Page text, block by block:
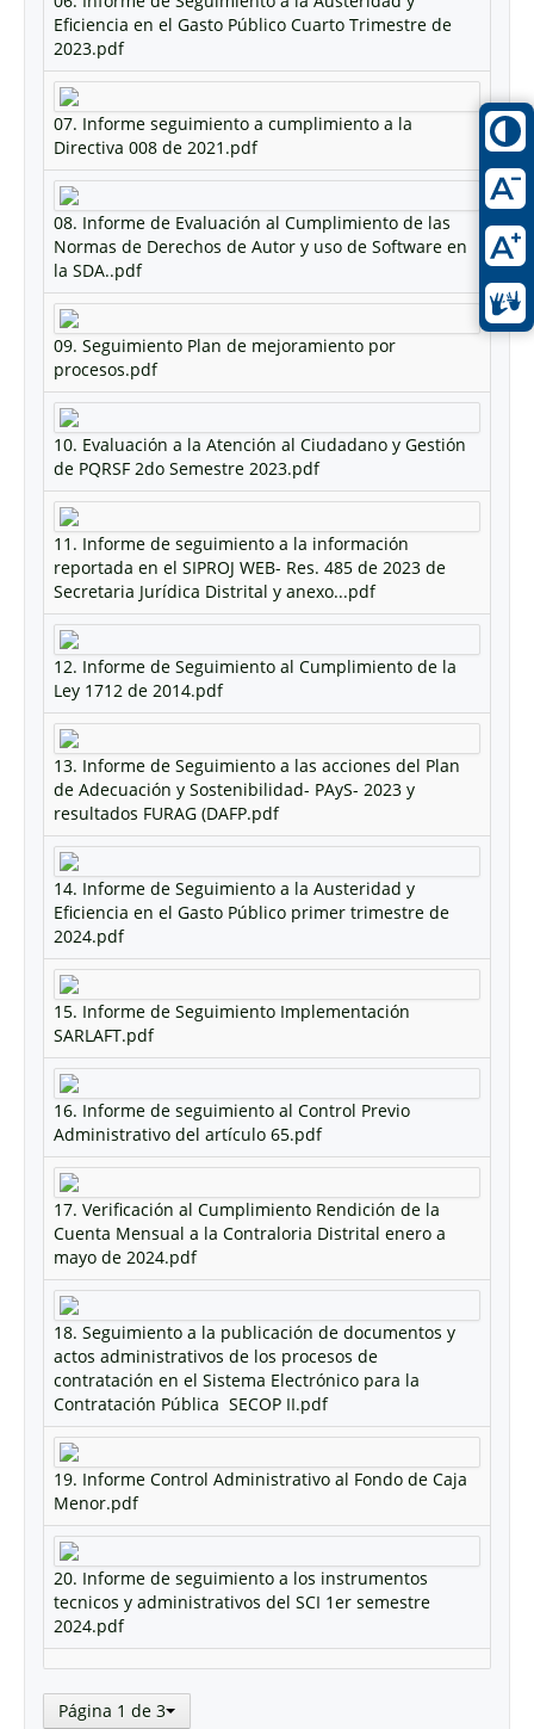
Eficiencia en el Gasto Público Cuarto Trimestre de
2023.pdf
07. Informe seguimiento a cumplimiento a la
Directiva 008 de 2021.pdf
08. Informe de Evaluación al Cumplimiento de las
Normas de Derechos de Autor y uso de Software en
la SDA..pdf
09. Seguimiento Plan de mejoramiento por
procesos.pdf
10. Evaluación a la Atención al Ciudadano y Gestión
de PQRSF 2do Semestre 2023.pdf
11. Informe de seguimiento a la información
reportada en el SIPROJ WEB- Res. 485 de 2023 de
Secretaria Jurídica Distrital y anexo...pdf
12. Informe de Seguimiento al Cumplimiento de la
Ley 1712 de 2014.pdf
13. Informe de Seguimiento a las acciones del Plan
de Adecuación y Sostenibilidad- PAyS- 2023 y
resultados FURAG (DAFP.pdf
14. Informe de Seguimiento a la Austeridad y
Eficiencia en el Gasto Público primer trimestre de
2024.pdf
15. Informe de Seguimiento Implementación
SARLAFT.pdf
16. Informe de seguimiento al Control Previo
Administrativo del artículo 65.pdf
17. Verificación al Cumplimiento Rendición de la
Cuenta Mensual a la Contraloria Distrital enero a
mayo de 2024.pdf
18. Seguimiento a la publicación de documentos y
actos administrativos de los procesos de
contratación en el Sistema Electrónico para la
Contratación Pública  SECOP II.pdf
19. Informe Control Administrativo al Fondo de Caja
Menor.pdf
20. Informe de seguimiento a los instrumentos
tecnicos y administrativos del SCI 1er semestre
2024.pdf
Página 1 de 3